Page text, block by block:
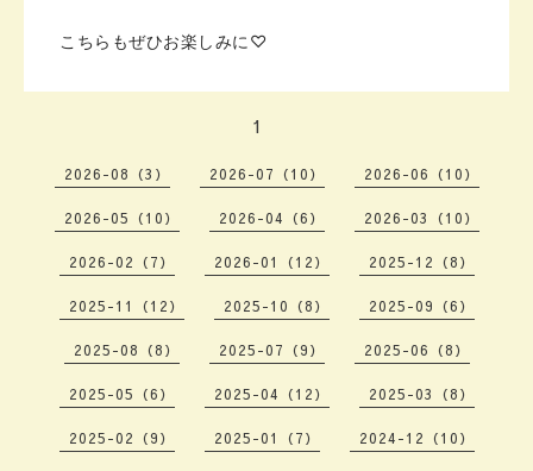
こちらもぜひお楽しみに♡
1
2026-08（3） 2026-07（10） 2026-06（10）
2026-05（10） 2026-04（6） 2026-03（10）
2026-02（7） 2026-01（12） 2025-12（8）
2025-11（12） 2025-10（8） 2025-09（6）
2025-08（8） 2025-07（9） 2025-06（8）
2025-05（6） 2025-04（12） 2025-03（8）
2025-02（9） 2025-01（7） 2024-12（10）